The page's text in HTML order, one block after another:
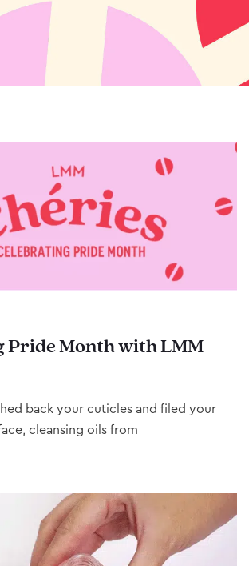
Pride Month with LMM
back your cuticles and filed your
cleansing oils from